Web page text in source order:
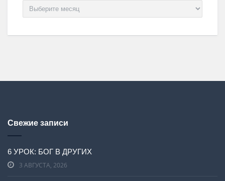
Архив
Свежие записи
6 УРОК: БОГ В ДРУГИХ
3 АВГУСТА, 2026